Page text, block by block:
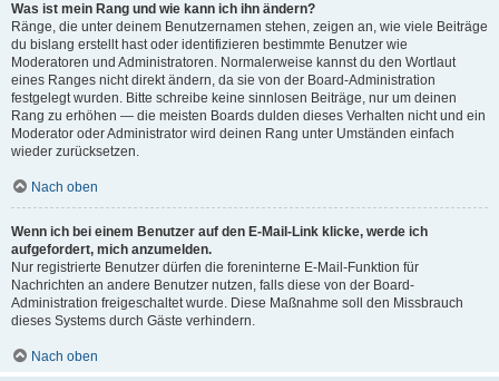
Was ist mein Rang und wie kann ich ihn ändern?
Ränge, die unter deinem Benutzernamen stehen, zeigen an, wie viele Beiträge
du bislang erstellt hast oder identifizieren bestimmte Benutzer wie
Moderatoren und Administratoren. Normalerweise kannst du den Wortlaut
eines Ranges nicht direkt ändern, da sie von der Board-Administration
festgelegt wurden. Bitte schreibe keine sinnlosen Beiträge, nur um deinen
Rang zu erhöhen — die meisten Boards dulden dieses Verhalten nicht und ein
Moderator oder Administrator wird deinen Rang unter Umständen einfach
wieder zurücksetzen.
Nach oben
Wenn ich bei einem Benutzer auf den E-Mail-Link klicke, werde ich
aufgefordert, mich anzumelden.
Nur registrierte Benutzer dürfen die foreninterne E-Mail-Funktion für
Nachrichten an andere Benutzer nutzen, falls diese von der Board-
Administration freigeschaltet wurde. Diese Maßnahme soll den Missbrauch
dieses Systems durch Gäste verhindern.
Nach oben